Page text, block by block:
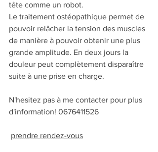
tête comme un robot.
Le traitement ostéopathique permet de
pouvoir relâcher la tension des muscles
de manière à pouvoir obtenir une plus
grande amplitude. En deux jours la
douleur peut complètement disparaître
suite à une prise en charge.
N'hesitez pas à me contacter pour plus
d'information! 0676411526
prendre rendez-vous